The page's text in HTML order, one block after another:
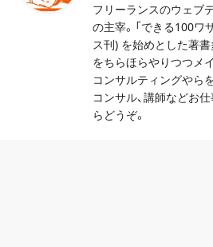
フリーランスのウェブ
の主宰。「できる100ワ
ス刊) を始めとした著
をちらほらやりつつメ
コンサルティングやら
コンサル、講師などお
らどうぞ。